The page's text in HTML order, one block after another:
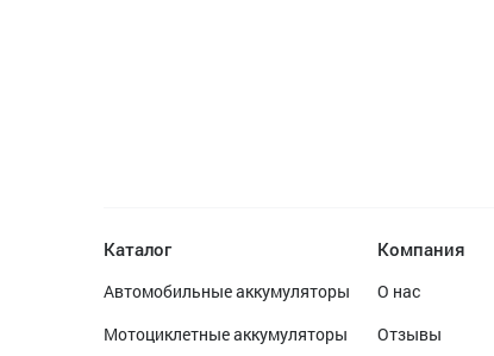
Каталог
Автомобильные аккумуляторы
Мотоциклетные аккумуляторы
Компания
О нас
Отзывы